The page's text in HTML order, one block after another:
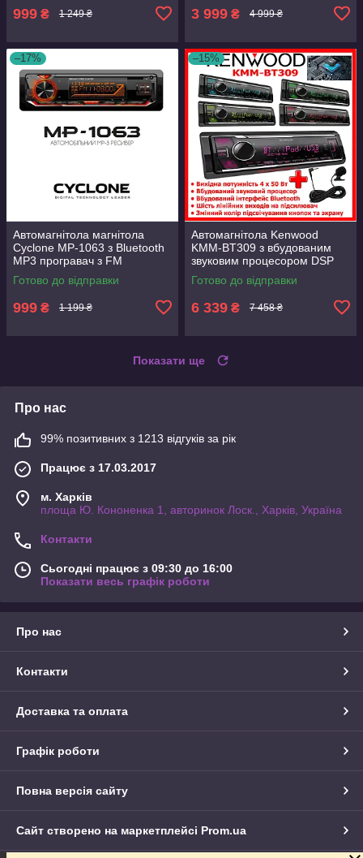
999 ₴ 1 249 ₴ 3 999 ₴ 4 999 ₴
–17%
Автомагнітола магнітола
Cyclone MP-1063 з Bluetooth
MP3 програвач з FM
приймачем різнокольорова
підсвітка кнопок Потужність
Готово до відправки
999 ₴ 1 199 ₴
–15%
Автомагнітола Kenwood
KMM-BT309 з вбудованим
звуковим процесором DSP
Bluetooth Мультипідсвітка
Готово до відправки
6 339 ₴ 7 458 ₴
Показати ще
Про нас
99% позитивних з 1213 відгуків за рік
Працює з 17.03.2017
м. Харків
площа Ю. Кононенка 1, авторинок Лоск., Харків, Україна
Контакти
Сьогодні працює з 09:30 до 16:00
Показати весь графік роботи
Про нас
Контакти
Доставка та оплата
Графік роботи
Повна версія сайту
Сайт створено на маркетплейсі Prom.ua